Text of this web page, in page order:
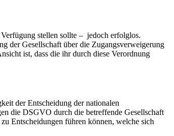
stellen sollte – jedoch erfolglos.
der Gesellschaft über die Zugangsverweigerung
ist, dass die ihr durch diese Verordnung
der Entscheidung der nationalen
die DSGVO durch die betreffende Gesellschaft
Entscheidungen führen können, welche sich